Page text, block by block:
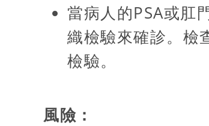
當病人的PSA或肛
織檢驗來確診。檢
檢驗。
風險：